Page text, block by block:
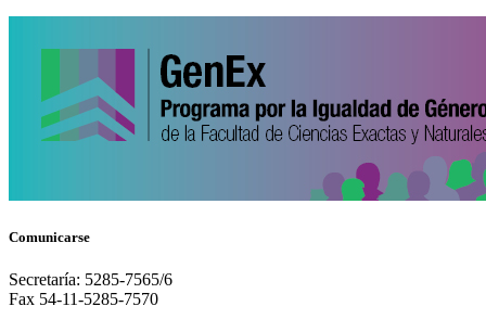
Comunicarse
Secretaría: 5285-7565/6
Fax 54-11-5285-7570